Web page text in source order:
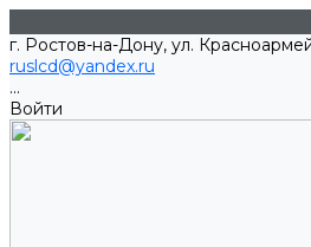
г. Ростов-на-Дону, ул.
ruslcd@yandex.ru
...
Войти